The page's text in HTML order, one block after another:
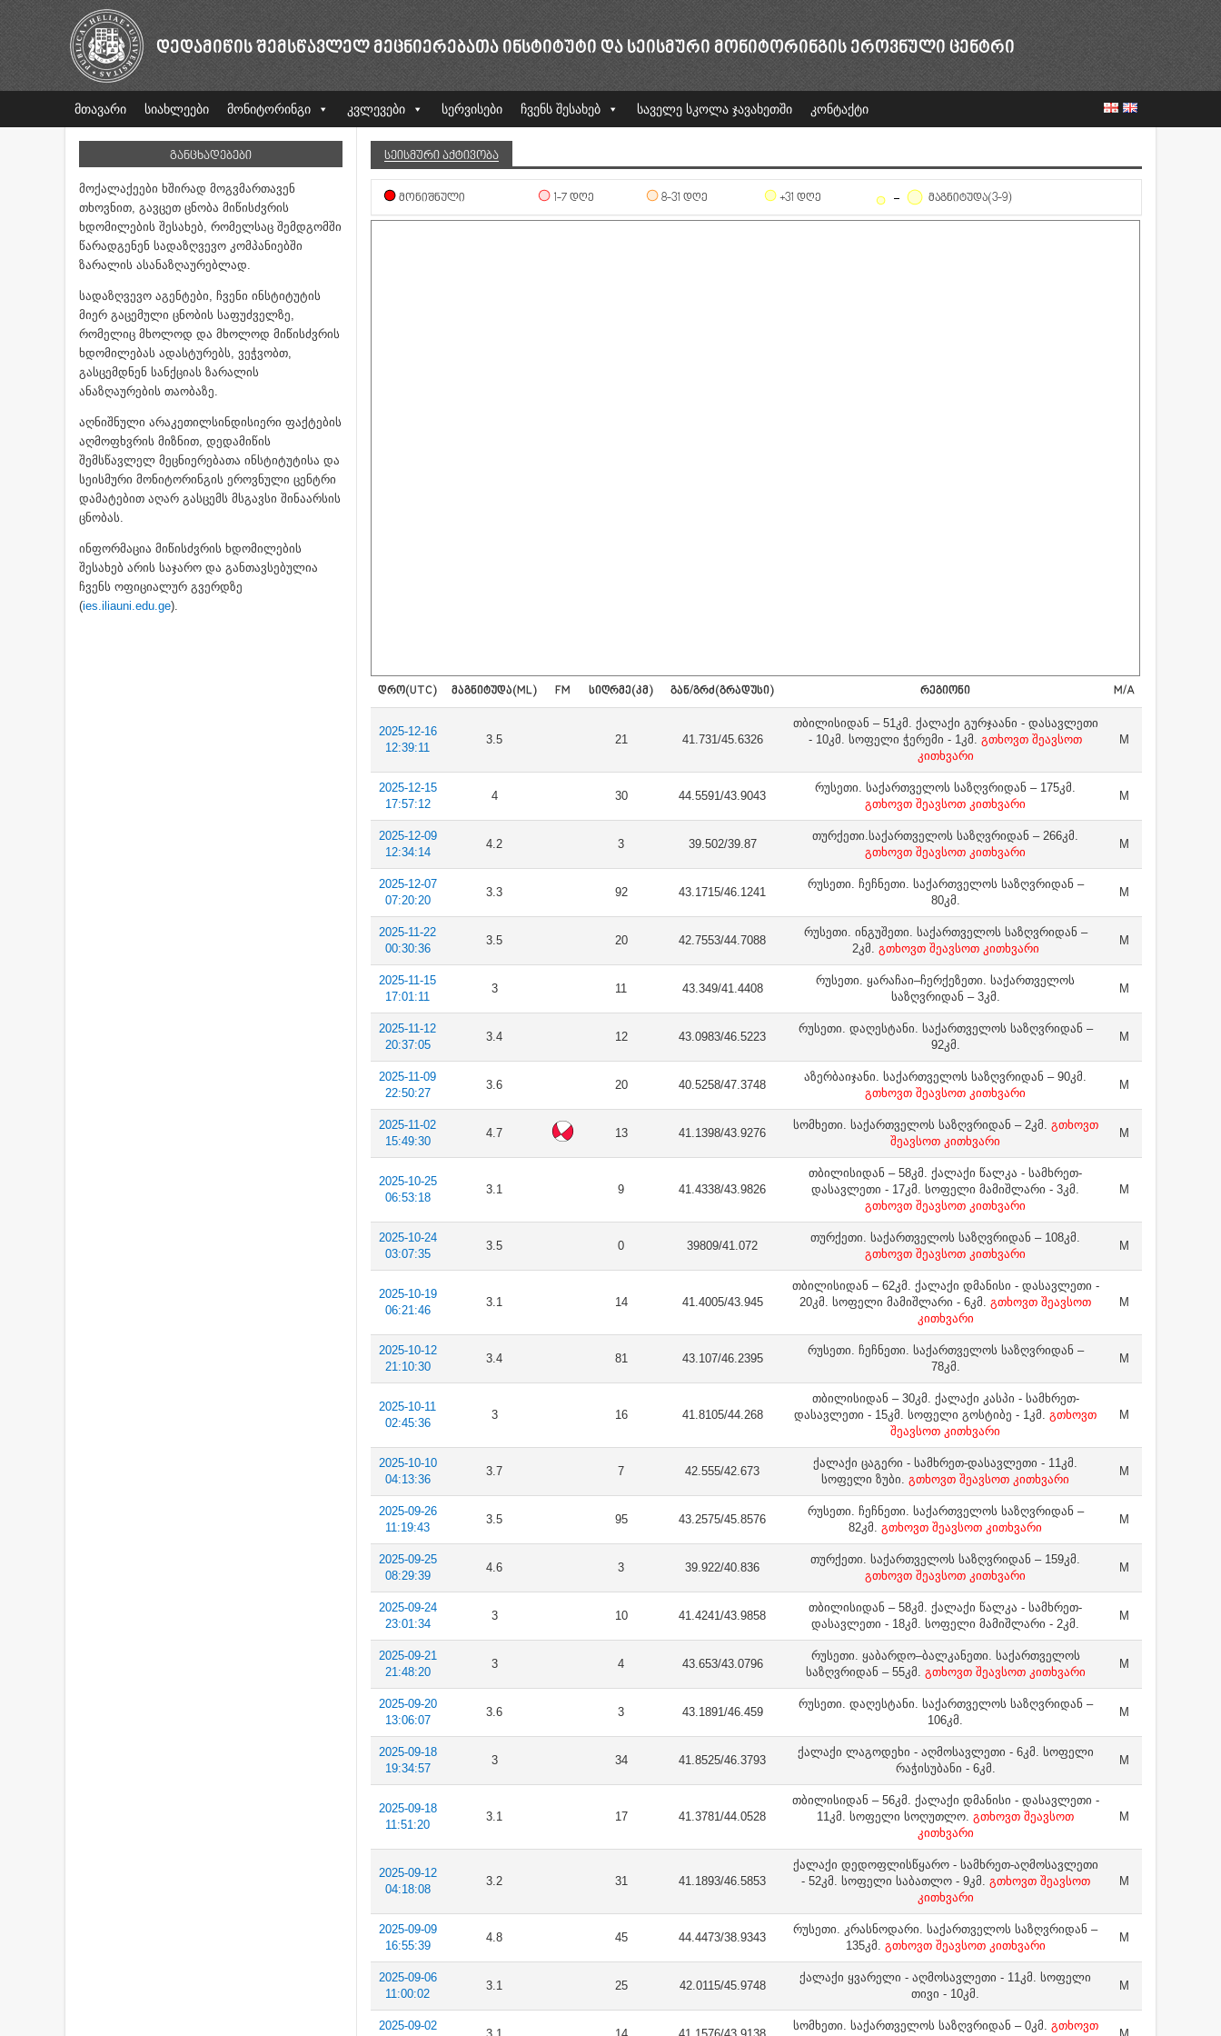
ᲓᲔᲓᲐᲛᲘᲬᲘᲡ ᲨᲔᲛᲡᲬᲐᲕᲚᲔᲚ ᲛᲔᲪᲜᲘᲔᲠᲔᲑᲐᲗᲐ ᲘᲜᲡᲢᲘᲢᲣᲢᲘ ᲓᲐ ᲡᲔᲘᲡᲛᲣᲠᲘ ᲛᲝᲜᲘᲢᲝᲠᲘᲜᲒᲘᲡ ᲔᲠᲝᲕᲜᲣᲚᲘ ᲪᲔᲜᲢᲠᲘ
მთავარი სიახლეები მონიტორინგი კვლევები სერვისები ჩვენს შესახებ საველე სკოლა ჯავახეთში კონტაქტი
ᲒᲐᲜᲪᲮᲐᲓᲔᲑᲔᲑᲘ
მოქალაქეები ხშირად მოგვმართავენ
თხოვნით, გავცეთ ცნობა მიწისძვრის
ხდომილების შესახებ, რომელსაც შემდგომში
წარადგენენ სადაზღვევო კომპანიებში
ზარალის ასანაზღაურებლად.
სადაზღვევო აგენტები, ჩვენი ინსტიტუტის
მიერ გაცემული ცნობის საფუძველზე,
რომელიც მხოლოდ და მხოლოდ მიწისძვრის
ხდომილებას ადასტურებს, ვეჭვობთ,
გასცემდნენ სანქციას ზარალის
ანაზღაურების თაობაზე.
აღნიშნული არაკეთილსინდისიერი ფაქტების
აღმოფხვრის მიზნით, დედამიწის
შემსწავლელ მეცნიერებათა ინსტიტუტისა და
სეისმური მონიტორინგის ეროვნული ცენტრი
დამატებით აღარ გასცემს მსგავსი შინაარსის
ცნობას.
ინფორმაცია მიწისძვრის ხდომილების
შესახებ არის საჯარო და განთავსებულია
ჩვენს ოფიციალურ გვერდზე
(ies.iliauni.edu.ge).
ᲡᲔᲘᲡᲛᲣᲠᲘ ᲐᲥᲢᲘᲕᲝᲑᲐ
ᲛᲝᲜᲘᲨᲜᲣᲚᲘ 1-7 ᲓᲦᲔ 8-31 ᲓᲦᲔ +31 ᲓᲦᲔ ᲛᲐᲒᲜᲘᲢᲣᲓᲐ(3-9)
ᲓᲠᲝ(UTC) ᲛᲐᲒᲜᲘᲢᲣᲓᲐ(ML) FM ᲡᲘᲦᲠᲛᲔ(ᲙᲛ) ᲒᲐᲜ/ᲒᲠᲫ(ᲒᲠᲐᲓᲣᲡᲘ) ᲠᲔᲒᲘᲝᲜᲘ M/A
2025-12-16
12:39:11
3.5 21 41.731/45.6326
თბილისიდან – 51კმ. ქალაქი გურჯაანი - დასავლეთი
- 10კმ. სოფელი ჭერემი - 1კმ. გთხოვთ შეავსოთ
კითხვარი
M
2025-12-15
17:57:12
4 30 44.5591/43.9043
რუსეთი. საქართველოს საზღვრიდან – 175კმ.
გთხოვთ შეავსოთ კითხვარი
M
2025-12-09
12:34:14
4.2 3 39.502/39.87
თურქეთი.საქართველოს საზღვრიდან – 266კმ.
გთხოვთ შეავსოთ კითხვარი
M
2025-12-07
07:20:20
3.3 92 43.1715/46.1241
რუსეთი. ჩეჩნეთი. საქართველოს საზღვრიდან –
80კმ.
M
2025-11-22
00:30:36
3.5 20 42.7553/44.7088
რუსეთი. ინგუშეთი. საქართველოს საზღვრიდან –
2კმ. გთხოვთ შეავსოთ კითხვარი
M
2025-11-15
17:01:11
3 11 43.349/41.4408
რუსეთი. ყარაჩაი–ჩერქეზეთი. საქართველოს
საზღვრიდან – 3კმ.
M
2025-11-12
20:37:05
3.4 12 43.0983/46.5223
რუსეთი. დაღესტანი. საქართველოს საზღვრიდან –
92კმ.
M
2025-11-09
22:50:27
3.6 20 40.5258/47.3748
აზერბაიჯანი. საქართველოს საზღვრიდან – 90კმ.
გთხოვთ შეავსოთ კითხვარი
M
2025-11-02
15:49:30
4.7 13 41.1398/43.9276
სომხეთი. საქართველოს საზღვრიდან – 2კმ. გთხოვთ
შეავსოთ კითხვარი
M
2025-10-25
06:53:18
3.1 9 41.4338/43.9826
თბილისიდან – 58კმ. ქალაქი წალკა - სამხრეთ-
დასავლეთი - 17კმ. სოფელი მამიშლარი - 3კმ.
გთხოვთ შეავსოთ კითხვარი
M
2025-10-24
03:07:35
3.5 0 39809/41.072
თურქეთი. საქართველოს საზღვრიდან – 108კმ.
გთხოვთ შეავსოთ კითხვარი
M
2025-10-19
06:21:46
3.1 14 41.4005/43.945
თბილისიდან – 62კმ. ქალაქი დმანისი - დასავლეთი -
20კმ. სოფელი მამიშლარი - 6კმ. გთხოვთ შეავსოთ
კითხვარი
M
2025-10-12
21:10:30
3.4 81 43.107/46.2395
რუსეთი. ჩეჩნეთი. საქართველოს საზღვრიდან –
78კმ.
M
2025-10-11
02:45:36
3 16 41.8105/44.268
თბილისიდან – 30კმ. ქალაქი კასპი - სამხრეთ-
დასავლეთი - 15კმ. სოფელი გოსტიბე - 1კმ. გთხოვთ
შეავსოთ კითხვარი
M
2025-10-10
04:13:36
3.7 7 42.555/42.673
ქალაქი ცაგერი - სამხრეთ-დასავლეთი - 11კმ.
სოფელი ზუბი. გთხოვთ შეავსოთ კითხვარი
M
2025-09-26
11:19:43
3.5 95 43.2575/45.8576
რუსეთი. ჩეჩნეთი. საქართველოს საზღვრიდან –
82კმ. გთხოვთ შეავსოთ კითხვარი
M
2025-09-25
08:29:39
4.6 3 39.922/40.836
თურქეთი. საქართველოს საზღვრიდან – 159კმ.
გთხოვთ შეავსოთ კითხვარი
M
2025-09-24
23:01:34
3 10 41.4241/43.9858
თბილისიდან – 58კმ. ქალაქი წალკა - სამხრეთ-
დასავლეთი - 18კმ. სოფელი მამიშლარი - 2კმ.
M
2025-09-21
21:48:20
3 4 43.653/43.0796
რუსეთი. ყაბარდო–ბალკანეთი. საქართველოს
საზღვრიდან – 55კმ. გთხოვთ შეავსოთ კითხვარი
M
2025-09-20
13:06:07
3.6 3 43.1891/46.459
რუსეთი. დაღესტანი. საქართველოს საზღვრიდან –
106კმ.
M
2025-09-18
19:34:57
3 34 41.8525/46.3793
ქალაქი ლაგოდეხი - აღმოსავლეთი - 6კმ. სოფელი
რაჭისუბანი - 6კმ.
M
2025-09-18
11:51:20
3.1 17 41.3781/44.0528
თბილისიდან – 56კმ. ქალაქი დმანისი - დასავლეთი -
11კმ. სოფელი სოღუთლო. გთხოვთ შეავსოთ
კითხვარი
M
2025-09-12
04:18:08
3.2 31 41.1893/46.5853
ქალაქი დედოფლისწყარო - სამხრეთ-აღმოსავლეთი
- 52კმ. სოფელი საბათლო - 9კმ. გთხოვთ შეავსოთ
კითხვარი
M
2025-09-09
16:55:39
4.8 45 44.4473/38.9343
რუსეთი. კრასნოდარი. საქართველოს საზღვრიდან –
135კმ. გთხოვთ შეავსოთ კითხვარი
M
2025-09-06
11:00:02
3.1 25 42.0115/45.9748
ქალაქი ყვარელი - აღმოსავლეთი - 11კმ. სოფელი
თივი - 10კმ.
M
2025-09-02
სომხეთი. საქართველოს საზღვრიდან – 0კმ. გთხოვთ